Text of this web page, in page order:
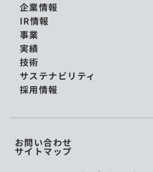
企業情報
IR情報
事業
実績
技術
サステナビリティ
採用情報
お問い合わせ
サイトマップ